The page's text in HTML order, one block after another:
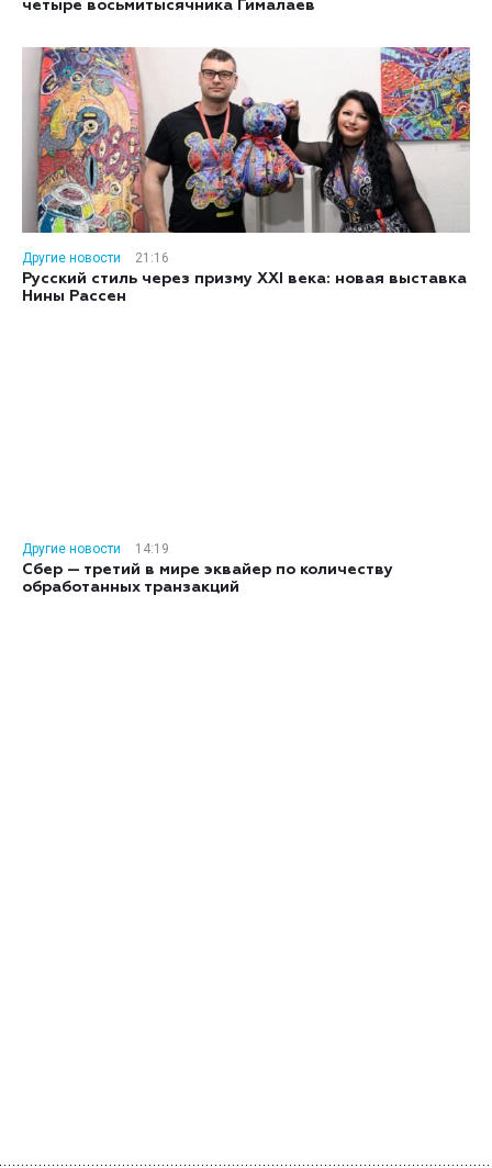
четыре восьмитысячника Гималаев
Другие новости
21:16
Русский стиль через призму XXI века: новая выставка
Нины Рассен
Другие новости
14:19
Сбер — третий в мире эквайер по количеству
обработанных транзакций